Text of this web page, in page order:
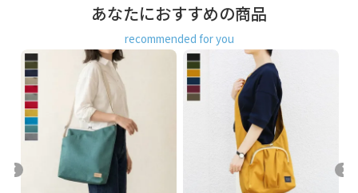
クレジットカード
／コンビニ後払い／
Amazon Pay／楽天ペイ／PayPay
クレジットカード決済、Amazon Pay、PayPay、楽天ペイを
ご選択の場合、システムの都合上、商品発送前にご請求させ
て頂く場合がございます。何卒ご了承下さいますようお願い
申し上げます。
規約に基づき返品、キャンセルもお受付でき
ます。
発送方法
ゆうパック：全国一律770円
日時指定可能
あなたにおすすめの商品
recommended for you